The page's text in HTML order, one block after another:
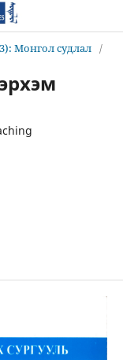
Монгол судлал /